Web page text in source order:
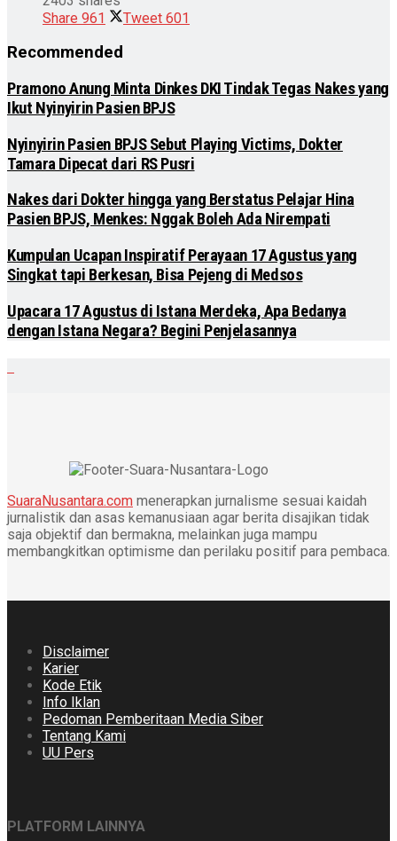
Share 961 Tweet 601
Recommended
Pramono Anung Minta Dinkes DKI Tindak Tegas Nakes yang
Ikut Nyinyirin Pasien BPJS
Nyinyirin Pasien BPJS Sebut Playing Victims, Dokter
Tamara Dipecat dari RS Pusri
Nakes dari Dokter hingga yang Berstatus Pelajar Hina
Pasien BPJS, Menkes: Nggak Boleh Ada Nirempati
Kumpulan Ucapan Inspiratif Perayaan 17 Agustus yang
Singkat tapi Berkesan, Bisa Pejeng di Medsos
Upacara 17 Agustus di Istana Merdeka, Apa Bedanya
dengan Istana Negara? Begini Penjelasannya
SuaraNusantara.com menerapkan jurnalisme sesuai kaidah
jurnalistik dan asas kemanusiaan agar berita disajikan tidak
saja objektif dan bermakna, melainkan juga mampu
membangkitkan optimisme dan perilaku positif para pembaca.
Disclaimer
Karier
Kode Etik
Info Iklan
Pedoman Pemberitaan Media Siber
Tentang Kami
UU Pers
PLATFORM LAINNYA